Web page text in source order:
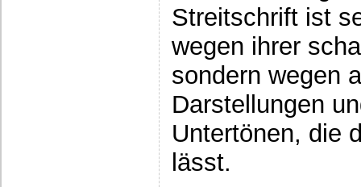
Streitschrift ist
wegen ihrer
sondern wegen
Darstellungen
Untertönen, die
lässt.